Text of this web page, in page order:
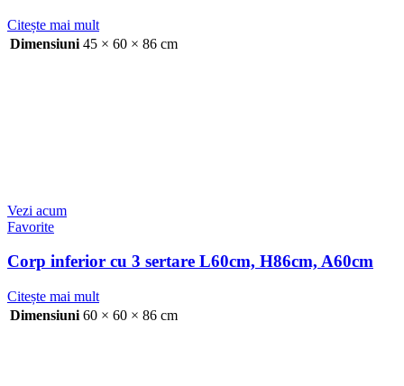
Citește mai mult
Dimensiuni 45 × 60 × 86 cm
Vezi acum
Favorite
Corp inferior cu 3 sertare L60cm, H86cm, A60cm
Citește mai mult
Dimensiuni 60 × 60 × 86 cm